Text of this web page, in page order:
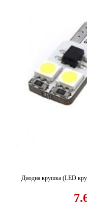
Диодна крушка (LED